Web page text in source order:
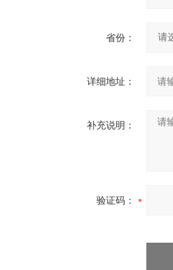
省份：
详细地址：
补充说明：
验证码：